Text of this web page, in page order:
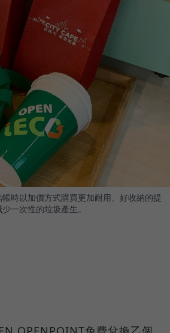
時以加價方式購買更加耐用、好收納的提
一次性的垃圾產生。